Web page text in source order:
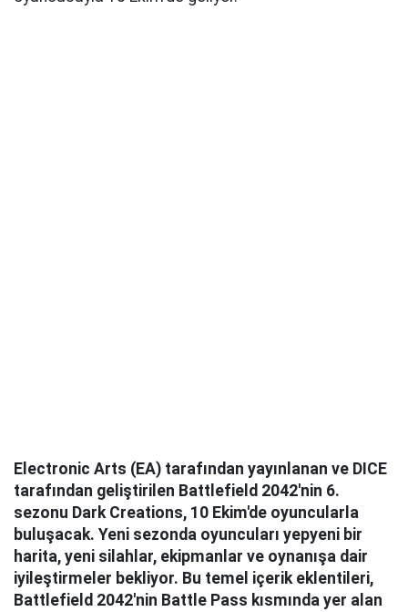
Electronic Arts (EA) tarafından yayınlanan ve DICE
tarafından geliştirilen Battlefield 2042'nin 6.
sezonu Dark Creations, 10 Ekim'de oyuncularla
buluşacak. Yeni sezonda oyuncuları yepyeni bir
harita, yeni silahlar, ekipmanlar ve oynanışa dair
iyileştirmeler bekliyor. Bu temel içerik eklentileri,
Battlefield 2042'nin Battle Pass kısmında yer alan